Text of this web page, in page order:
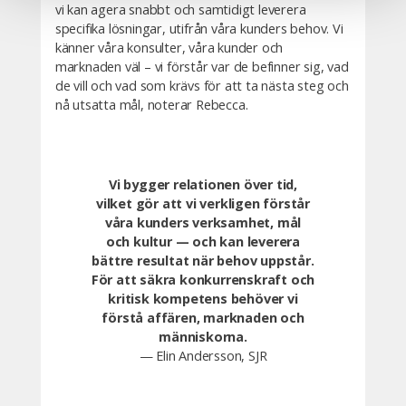
vi kan agera snabbt och samtidigt leverera
specifika lösningar, utifrån våra kunders behov. Vi
känner våra konsulter, våra kunder och
marknaden väl – vi förstår var de befinner sig, vad
de vill och vad som krävs för att ta nästa steg och
nå utsatta mål, noterar Rebecca.
Vi bygger relationen över tid,
vilket gör att vi verkligen förstår
våra kunders verksamhet, mål
och kultur — och kan leverera
bättre resultat när behov uppstår.
För att säkra konkurrenskraft och
kritisk kompetens behöver vi
förstå affären, marknaden och
människorna.
— Elin Andersson, SJR